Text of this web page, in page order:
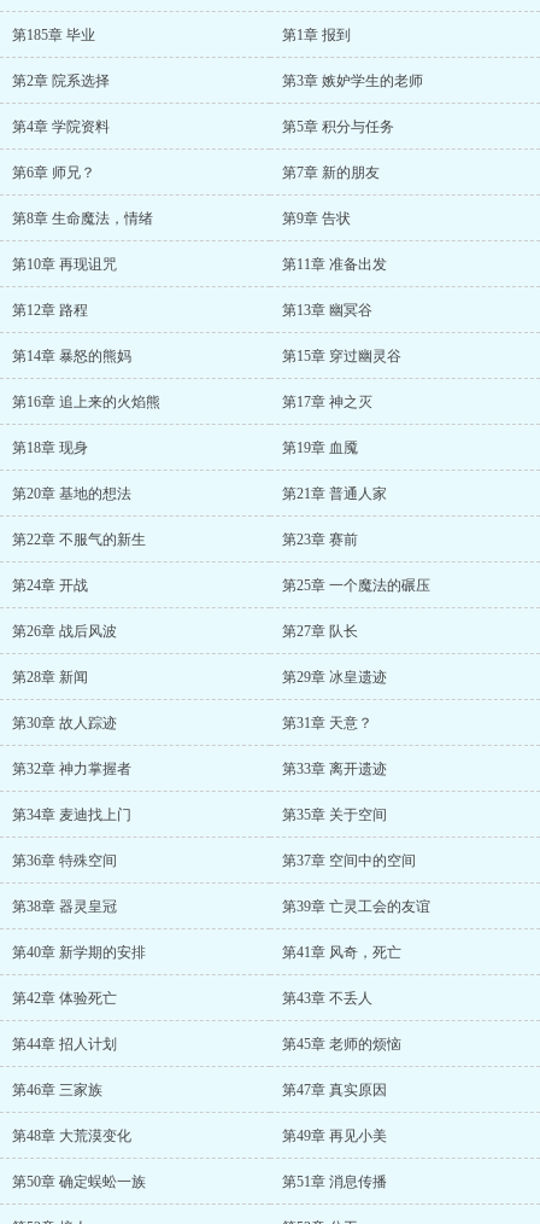
第185章 毕业 第1章 报到
第2章 院系选择 第3章 嫉妒学生的老师
第4章 学院资料 第5章 积分与任务
第6章 师兄？ 第7章 新的朋友
第8章 生命魔法，情绪 第9章 告状
第10章 再现诅咒 第11章 准备出发
第12章 路程 第13章 幽冥谷
第14章 暴怒的熊妈 第15章 穿过幽灵谷
第16章 追上来的火焰熊 第17章 神之灭
第18章 现身 第19章 血魇
第20章 基地的想法 第21章 普通人家
第22章 不服气的新生 第23章 赛前
第24章 开战 第25章 一个魔法的碾压
第26章 战后风波 第27章 队长
第28章 新闻 第29章 冰皇遗迹
第30章 故人踪迹 第31章 天意？
第32章 神力掌握者 第33章 离开遗迹
第34章 麦迪找上门 第35章 关于空间
第36章 特殊空间 第37章 空间中的空间
第38章 器灵皇冠 第39章 亡灵工会的友谊
第40章 新学期的安排 第41章 风奇，死亡
第42章 体验死亡 第43章 不丢人
第44章 招人计划 第45章 老师的烦恼
第46章 三家族 第47章 真实原因
第48章 大荒漠变化 第49章 再见小美
第50章 确定蜈蚣一族 第51章 消息传播